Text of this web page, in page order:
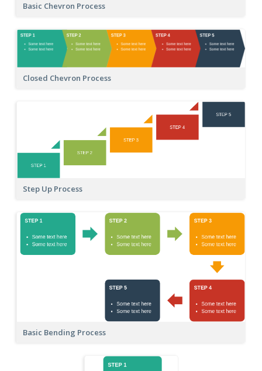
Basic Chevron Process
Closed Chevron Process
Step Up Process
Basic Bending Process